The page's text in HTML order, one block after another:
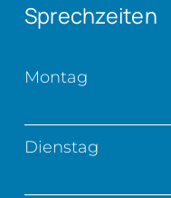
Sprechzeiten
Montag
Dienstag